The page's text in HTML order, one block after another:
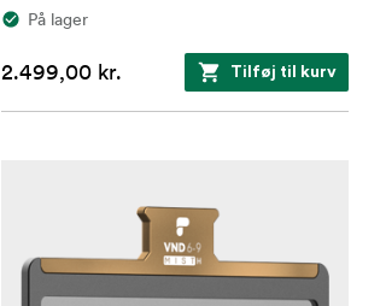
På lager
2.499,00 kr. Tilføj til kurv